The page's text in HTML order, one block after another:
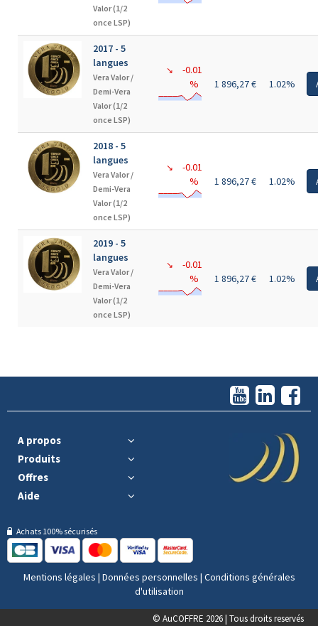
Valor (1/2
once LSP)
2017 - 5
langues
Vera Valor /
Demi-Vera
Valor (1/2
once LSP)
↘
-0.01
%
1 896,27 € 1.02%
2018 - 5
langues
Vera Valor /
Demi-Vera
Valor (1/2
once LSP)
↘
-0.01
%
1 896,27 € 1.02%
2019 - 5
langues
Vera Valor /
Demi-Vera
Valor (1/2
once LSP)
↘
-0.01
%
1 896,27 € 1.02%
A propos
Produits
Offres
Aide
Achats 100% sécurisés
Mentions légales | Données personnelles | Conditions générales
d'utilisation
© AuCOFFRE 2026 | Tous droits reservés